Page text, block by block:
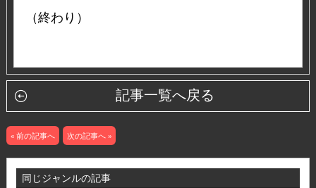
（終わり）
記事一覧へ戻る
« 前の記事へ 次の記事へ »
同じジャンルの記事